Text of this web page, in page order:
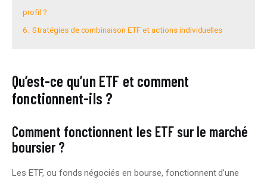
profil ?
6. Stratégies de combinaison ETF et actions individuelles
Qu’est-ce qu’un ETF et comment
fonctionnent-ils ?
Comment fonctionnent les ETF sur le marché
boursier ?
Les ETF, ou fonds négociés en bourse, fonctionnent d’une